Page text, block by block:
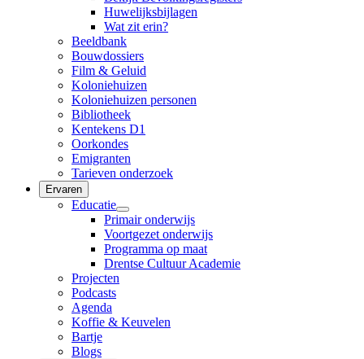
Huwelijksbijlagen
Wat zit erin?
Beeldbank
Bouwdossiers
Film & Geluid
Koloniehuizen
Koloniehuizen personen
Bibliotheek
Kentekens D1
Oorkondes
Emigranten
Tarieven onderzoek
Ervaren
Educatie
Primair onderwijs
Voortgezet onderwijs
Programma op maat
Drentse Cultuur Academie
Projecten
Podcasts
Agenda
Koffie & Keuvelen
Bartje
Blogs